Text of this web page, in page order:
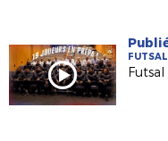
FUTSAL